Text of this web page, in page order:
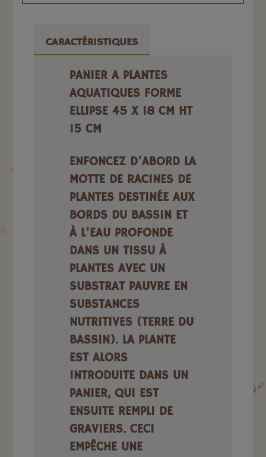
CARACTÉRISTIQUES
PANIER A PLANTES
AQUATIQUES FORME
ELLIPSE 45 X 18 CM HT
15 CM
ENFONCEZ D'ABORD LA
MOTTE DE RACINES DE
PLANTES DESTINÉE AUX
BORDS DU BASSIN ET
À L'EAU PROFONDE
DANS UN TISSU À
PLANTES AVEC UN
SUBSTRAT PAUVRE EN
SUBSTANCES
NUTRITIVES (TERRE DU
BASSIN). LA PLANTE
EST ALORS
INTRODUITE DANS UN
PANIER, QUI EST
ENSUITE REMPLI DE
GRAVIERS. CECI
EMPÊCHE UNE